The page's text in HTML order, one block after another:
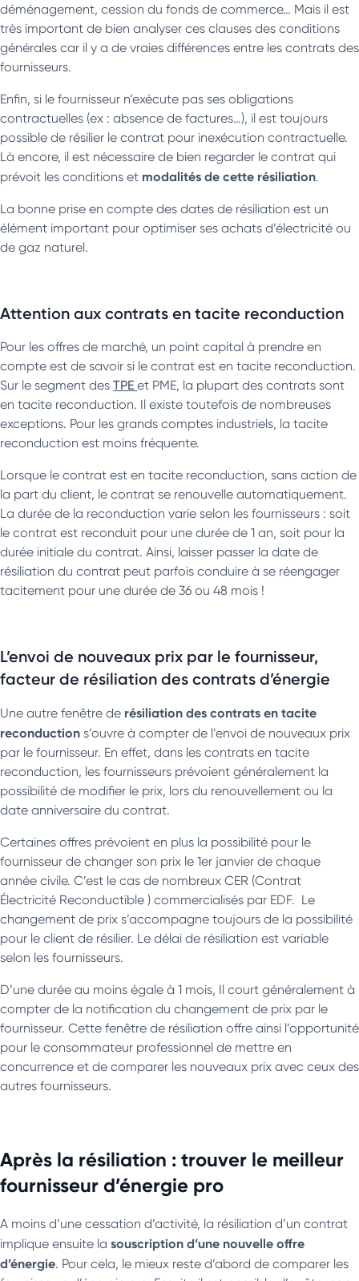
déménagement, cession du fonds de commerce… Mais il est
très important de bien analyser ces clauses des conditions
générales car il y a de vraies différences entre les contrats des
fournisseurs.
Enfin, si le fournisseur n’exécute pas ses obligations
contractuelles (ex : absence de factures…), il est toujours
possible de résilier le contrat pour inexécution contractuelle.
Là encore, il est nécessaire de bien regarder le contrat qui
prévoit les conditions et modalités de cette résiliation.
La bonne prise en compte des dates de résiliation est un
élément important pour optimiser ses achats d’électricité ou
de gaz naturel.
Attention aux contrats en tacite reconduction
Pour les offres de marché, un point capital à prendre en
compte est de savoir si le contrat est en tacite reconduction.
Sur le segment des TPE et PME, la plupart des contrats sont
en tacite reconduction. Il existe toutefois de nombreuses
exceptions. Pour les grands comptes industriels, la tacite
reconduction est moins fréquente.
Lorsque le contrat est en tacite reconduction, sans action de
la part du client, le contrat se renouvelle automatiquement.
La durée de la reconduction varie selon les fournisseurs : soit
le contrat est reconduit pour une durée de 1 an, soit pour la
durée initiale du contrat. Ainsi, laisser passer la date de
résiliation du contrat peut parfois conduire à se réengager
tacitement pour une durée de 36 ou 48 mois !
L’envoi de nouveaux prix par le fournisseur,
facteur de résiliation des contrats d’énergie
Une autre fenêtre de résiliation des contrats en tacite
reconduction s’ouvre à compter de l’envoi de nouveaux prix
par le fournisseur. En effet, dans les contrats en tacite
reconduction, les fournisseurs prévoient généralement la
possibilité de modifier le prix, lors du renouvellement ou la
date anniversaire du contrat.
Certaines offres prévoient en plus la possibilité pour le
fournisseur de changer son prix le 1er janvier de chaque
année civile. C’est le cas de nombreux CER (Contrat
Électricité Reconductible ) commercialisés par EDF. Le
changement de prix s’accompagne toujours de la possibilité
pour le client de résilier. Le délai de résiliation est variable
selon les fournisseurs.
D’une durée au moins égale à 1 mois, Il court généralement à
compter de la notification du changement de prix par le
fournisseur. Cette fenêtre de résiliation offre ainsi l’opportunité
pour le consommateur professionnel de mettre en
concurrence et de comparer les nouveaux prix avec ceux des
autres fournisseurs.
Après la résiliation : trouver le meilleur
fournisseur d’énergie pro
A moins d’une cessation d’activité, la résiliation d’un contrat
implique ensuite la souscription d’une nouvelle offre
d’énergie. Pour cela, le mieux reste d’abord de comparer les